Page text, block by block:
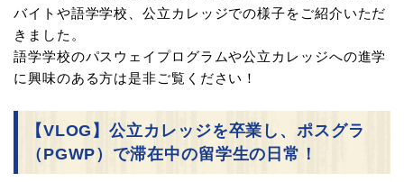
バイトや語学学校、公立カレッジでの様子をご紹介いただ
きました。
語学学校のパスウェイプログラムや公立カレッジへの進学
に興味のある方は是非ご覧ください！
【VLOG】公立カレッジを卒業し、ポスグラ
（PGWP）で滞在中の留学生の日常！